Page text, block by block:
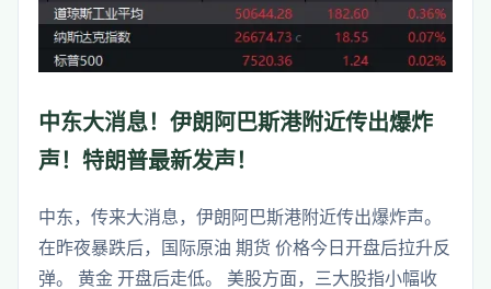
中东大消息！伊朗阿巴斯港附近传出爆炸
声！特朗普最新发声！
中东，传来大消息，伊朗阿巴斯港附近传出爆炸声。
在昨夜暴跌后，国际原油 期货 价格今日开盘后拉升反
弹。 黄金 开盘后走低。 美股方面，三大股指小幅收